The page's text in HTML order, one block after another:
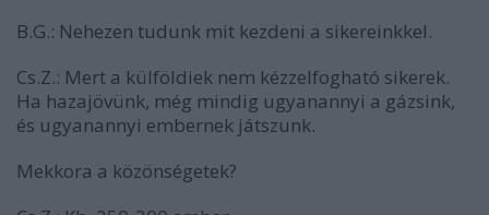
B.G.: Nehezen tudunk mit kezdeni a sikereinkkel.
Cs.Z.: Mert a külföldiek nem kézzelfogható sikerek.
Ha hazajövünk, még mindig ugyanannyi a gázsink,
és ugyanannyi embernek játszunk.
Mekkora a közönségetek?